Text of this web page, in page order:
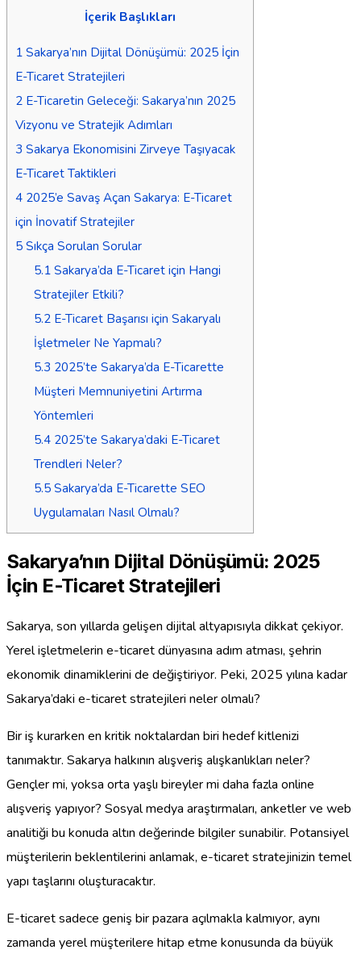
İçerik Başlıkları
1 Sakarya’nın Dijital Dönüşümü: 2025 İçin
E-Ticaret Stratejileri
2 E-Ticaretin Geleceği: Sakarya’nın 2025
Vizyonu ve Stratejik Adımları
3 Sakarya Ekonomisini Zirveye Taşıyacak
E-Ticaret Taktikleri
4 2025’e Savaş Açan Sakarya: E-Ticaret
için İnovatif Stratejiler
5 Sıkça Sorulan Sorular
5.1Sakarya’da E-Ticaret için Hangi
Stratejiler Etkili?
5.2E-Ticaret Başarısı için Sakaryalı
İşletmeler Ne Yapmalı?
5.3 2025’te Sakarya’da E-Ticarette
Müşteri Memnuniyetini Artırma
Yöntemleri
5.42025’te Sakarya’daki E-Ticaret
Trendleri Neler?
5.5Sakarya’da E-Ticarette SEO
Uygulamaları Nasıl Olmalı?
Sakarya’nın Dijital Dönüşümü: 2025
İçin E-Ticaret Stratejileri
Sakarya, son yıllarda gelişen dijital altyapısıyla dikkat çekiyor.
Yerel işletmelerin e-ticaret dünyasına adım atması, şehrin
ekonomik dinamiklerini de değiştiriyor. Peki, 2025 yılına kadar
Sakarya’daki e-ticaret stratejileri neler olmalı?
Bir iş kurarken en kritik noktalardan biri hedef kitlenizi
tanımaktır. Sakarya halkının alışveriş alışkanlıkları neler?
Gençler mi, yoksa orta yaşlı bireyler mi daha fazla online
alışveriş yapıyor? Sosyal medya araştırmaları, anketler ve web
analitiği bu konuda altın değerinde bilgiler sunabilir. Potansiyel
müşterilerin beklentilerini anlamak, e-ticaret stratejinizin temel
yapı taşlarını oluşturacaktır.
E-ticaret sadece geniş bir pazara açılmakla kalmıyor, aynı
zamanda yerel müşterilere hitap etme konusunda da büyük